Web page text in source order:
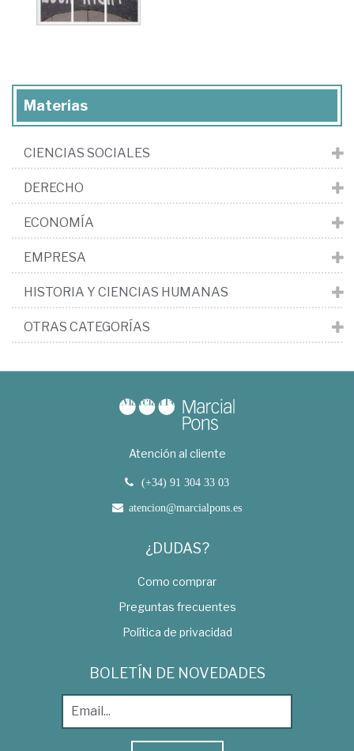
Materias
CIENCIAS SOCIALES
DERECHO
ECONOMÍA
EMPRESA
HISTORIA Y CIENCIAS HUMANAS
OTRAS CATEGORÍAS
Atención al cliente
(+34) 91 304 33 03
atencion@marcialpons.es
¿DUDAS?
Como comprar
Preguntas frecuentes
Política de privacidad
BOLETÍN DE NOVEDADES